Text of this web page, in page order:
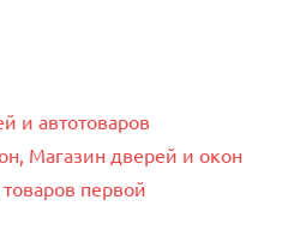
и автотоваров
Магазин дверей и окон
первой